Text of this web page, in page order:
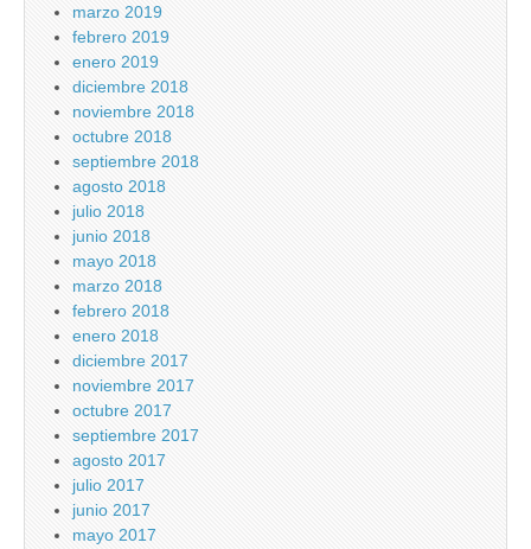
marzo 2019
febrero 2019
enero 2019
diciembre 2018
noviembre 2018
octubre 2018
septiembre 2018
agosto 2018
julio 2018
junio 2018
mayo 2018
marzo 2018
febrero 2018
enero 2018
diciembre 2017
noviembre 2017
octubre 2017
septiembre 2017
agosto 2017
julio 2017
junio 2017
mayo 2017